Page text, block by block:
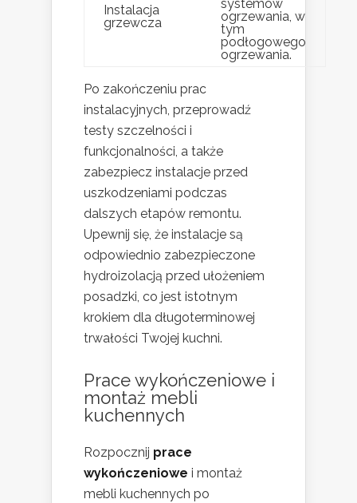
Instalacja
grzewcza
systemów
ogrzewania, w
tym
podłogowego
ogrzewania.
Po zakończeniu prac
instalacyjnych, przeprowadź
testy szczelności i
funkcjonalności, a także
zabezpiecz instalacje przed
uszkodzeniami podczas
dalszych etapów remontu.
Upewnij się, że instalacje są
odpowiednio zabezpieczone
hydroizolacją przed ułożeniem
posadzki, co jest istotnym
krokiem dla długoterminowej
trwałości Twojej kuchni.
Prace wykończeniowe i
montaż mebli
kuchennych
Rozpocznij prace
wykończeniowe i montaż
mebli kuchennych po